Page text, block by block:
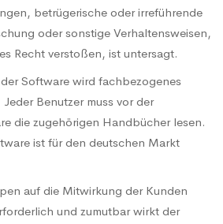
betrügerische oder irreführende
oder sonstige Verhaltensweisen,
Recht verstoßen, ist untersagt.
Software wird fachbezogenes
Benutzer muss vor der
die zugehörigen Handbücher lesen.
ist für den deutschen Markt
auf die Mitwirkung der Kunden
und zumutbar wirkt der